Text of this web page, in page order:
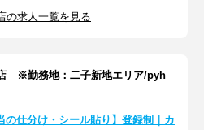
求人一覧を見る
※勤務地：二子新地エリア/pyh
の仕分け・シール貼り】登録制｜カ